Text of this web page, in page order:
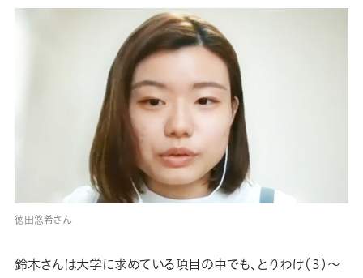
徳田悠希さん
鈴木さんは大学に求めている項目の中でも、とりわけ（３）～